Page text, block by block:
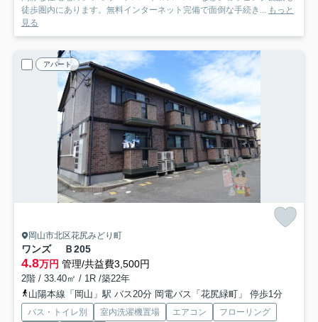
徒歩圏内にあります。無料インターネット完備で面倒な手続き...
もっと
見る
アパート
岡山市北区花尻みどり町
ワンズ Ｂ205
4.8万円 管理/共益費3,500円
2階 / 33.40㎡ / 1R /築22年
山陽本線「岡山」駅 バス20分 岡電バス「花尻緑町」 停歩1分
バス・トイレ別 室内洗濯機置場 エアコン
フローリング